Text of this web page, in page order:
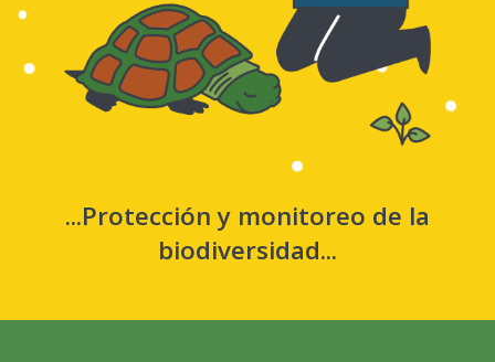
...Protección y monitoreo de la
biodiversidad...